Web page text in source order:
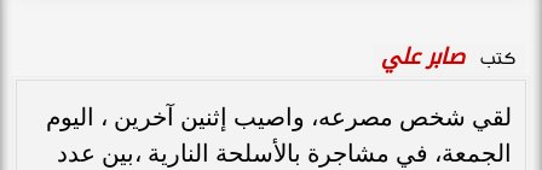
كتب صابر علي
لقي شخص مصرعه، واصيب إثنين آخرين ، اليوم
الجمعة، في مشاجرة بالأسلحة النارية ،بين عدد